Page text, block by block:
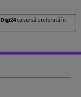
Digi24ca sursă preferată în